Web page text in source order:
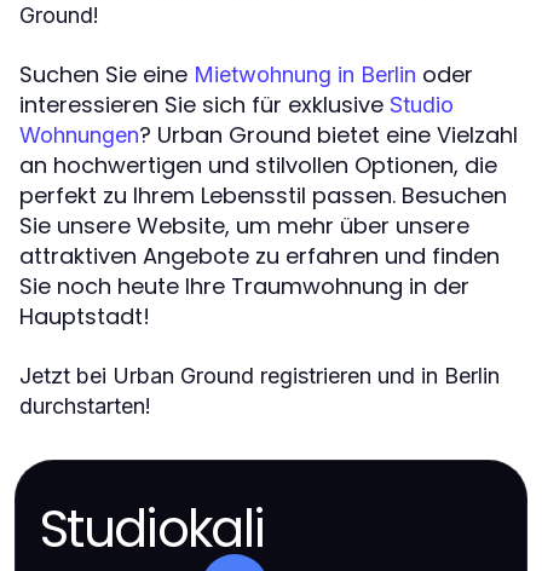
Ground!
Suchen Sie eine Mietwohnung in Berlin oder
interessieren Sie sich für exklusive Studio
Wohnungen? Urban Ground bietet eine Vielzahl
an hochwertigen und stilvollen Optionen, die
perfekt zu Ihrem Lebensstil passen. Besuchen
Sie unsere Website, um mehr über unsere
attraktiven Angebote zu erfahren und finden
Sie noch heute Ihre Traumwohnung in der
Hauptstadt!
Jetzt bei Urban Ground registrieren und in Berlin
durchstarten!
Studiokali